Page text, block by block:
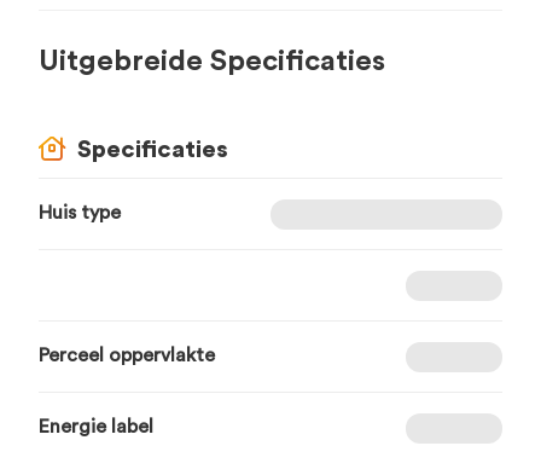
Uitgebreide Specificaties
Specificaties
Huis type
Perceel oppervlakte
Energie label